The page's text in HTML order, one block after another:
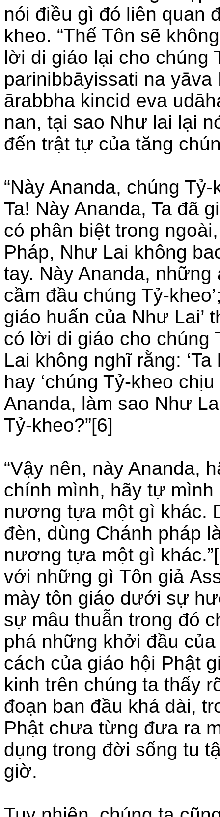
nói điều gì đó liên quan
kheo. “Thế Tôn sẽ
lời di giáo lại cho chúng
parinibbāyissati na
ārabbha kincid eva
nan, tại sao Như lai lại
đến trật tự của tăng
“Này Ananda, chúng
Ta! Này Ananda, Ta đã
có phân biệt trong
Pháp, Như Lai không
tay. Này Ananda, những
cầm đầu chúng Tỷ-
giáo huấn của Như Lai’
có lời di giáo cho chúng
Lai không nghĩ rằng:
hay ‘chúng Tỷ-kheo
Ananda, làm sao Như
Tỷ-kheo?”[6]
“Vậy nên, này Ananda,
chính mình, hãy tự
nương tựa một gì khác.
đèn, dùng Chánh pháp
nương tựa một gì
với những gì Tôn giả
mày tôn giáo dưới sự
sự mâu thuẫn trong đó
phá những khởi đầu
cách của giáo hội Phật
kinh trên chúng ta thấy
đoạn ban đầu khá dài,
Phật chưa từng đưa ra
dụng trong đời sống tu
giờ.